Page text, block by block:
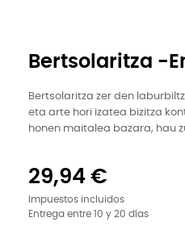
Bertsolaritza -
Bertsolaritza zer den
eta arte hori izatea bizitza
honen maitalea bazara, hau
29,94 €
Impuestos incluidos
Entrega entre 10 y 20 días